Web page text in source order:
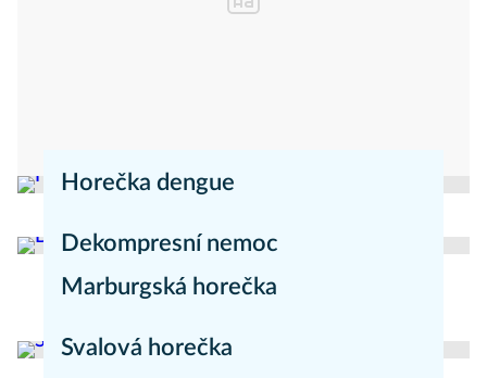
Horečka dengue
Dekompresní nemoc
Nemoci
Marburgská horečka
Svalová horečka